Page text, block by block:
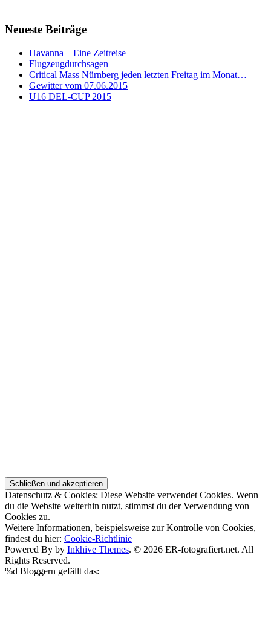
Neueste Beiträge
Havanna – Eine Zeitreise
Flugzeugdurchsagen
Critical Mass Nürnberg jeden letzten Freitag im Monat…
Gewitter vom 07.06.2015
U16 DEL-CUP 2015
Datenschutz & Cookies: Diese Website verwendet Cookies. Wenn
du die Website weiterhin nutzt, stimmst du der Verwendung von
Cookies zu.
Weitere Informationen, beispielsweise zur Kontrolle von Cookies,
findest du hier: Cookie-Richtlinie
Powered By by Inkhive Themes. © 2026 ER-fotografiert.net. All
Rights Reserved.
%d Bloggern gefällt das: